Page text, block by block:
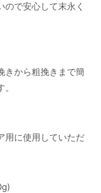
ので安心して末永く
きから粗挽きまで簡
用に使用していただ